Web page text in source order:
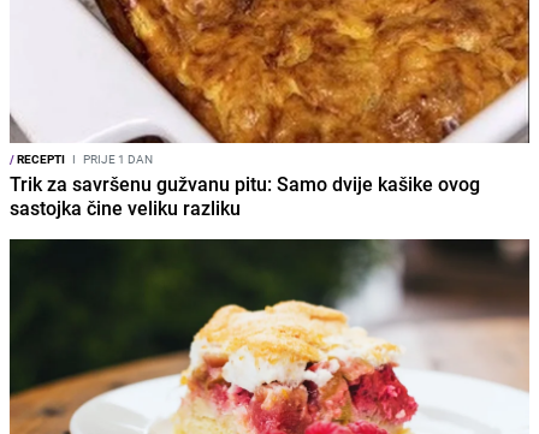
/RECEPTI I PRIJE 1 DAN
Trik za savršenu gužvanu pitu: Samo dvije kašike ovog
sastojka čine veliku razliku